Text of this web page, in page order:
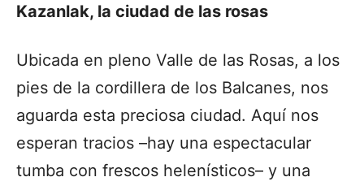
Kazanlak, la ciudad de las rosas
Ubicada en pleno Valle de las Rosas, a los
pies de la cordillera de los Balcanes, nos
aguarda esta preciosa ciudad. Aquí nos
esperan tracios –hay una espectacular
tumba con frescos helenísticos– y una